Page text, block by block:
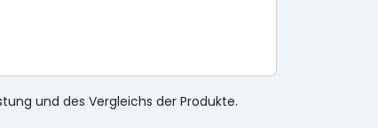
und des Vergleichs der Produkte.